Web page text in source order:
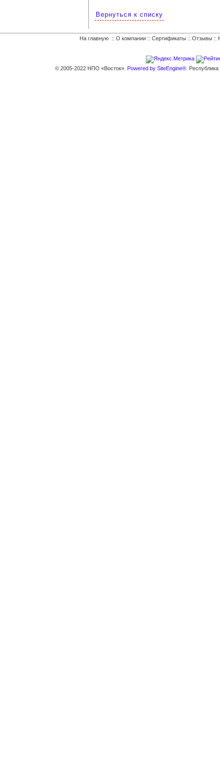
Вернуться к списку
На главную :: О компании :: Сертификаты :: Отзывы ::
© 2005-2022 НПО «Восток». Powered by SiteEngine®.